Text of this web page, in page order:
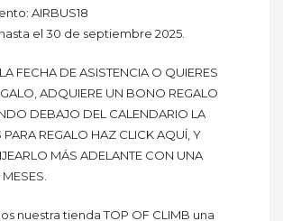
AIRBUS18
el 30 de septiembre 2025.
FECHA DE ASISTENCIA O QUIERES
ADQUIERE UN BONO REGALO
DEBAJO DEL CALENDARIO LA
PARA REGALO HAZ CLICK AQUÍ, Y
MÁS ADELANTE CON UNA
nuestra tienda TOP OF CLIMB una